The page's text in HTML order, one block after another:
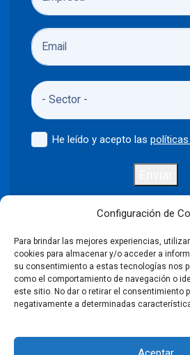
Configuración de
Para brindar las mejores experiencias,
cookies para almacenar y/o acceder a
su consentimiento a estas tecnologías nos
como el comportamiento de navegación o
este sitio. No dar o retirar el consentimiento
negativamente a determinadas
He leído y acepto laspolíticas
Política de privacidad
Política de